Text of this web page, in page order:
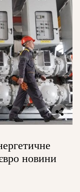
новини